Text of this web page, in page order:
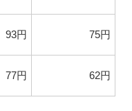
93円 75円
77円 62円